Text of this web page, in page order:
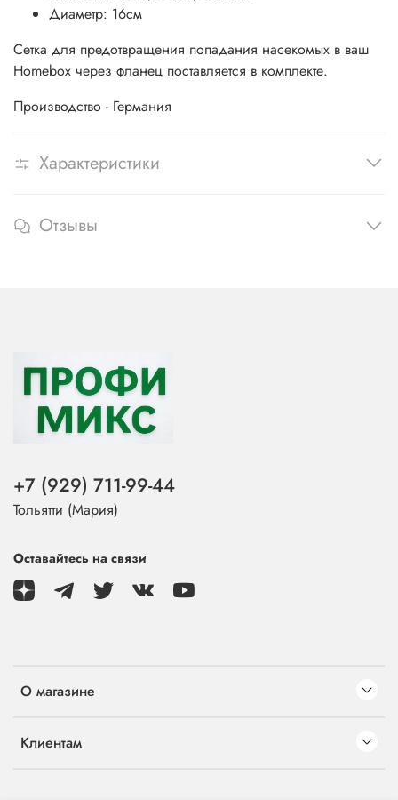
Диаметр: 16см
Сетка для предотвращения попадания насекомых в ваш
Homebox через фланец поставляется в комплекте.
Производство - Германия
Характеристики
Отзывы
О магазине
Клиентам
+7 (929) 711-99-44
Тольятти (Мария)
Оставайтесь на связи